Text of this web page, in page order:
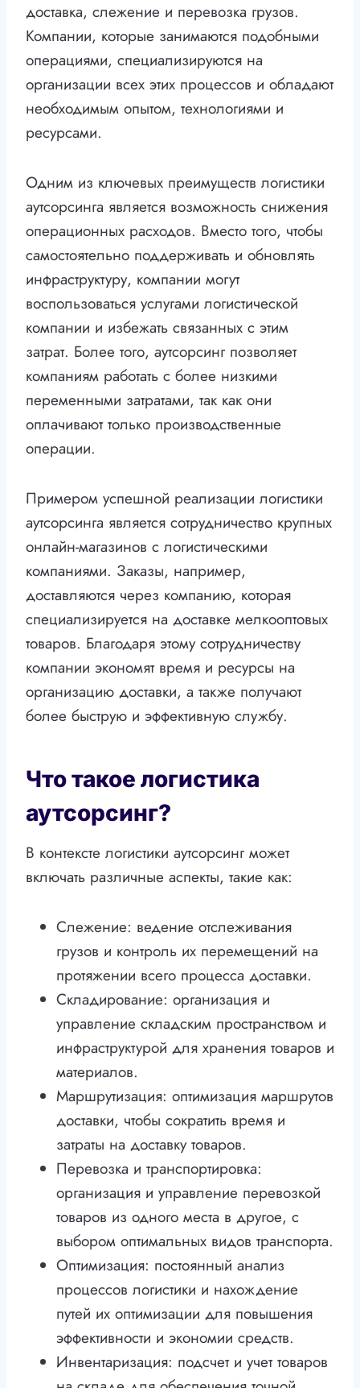
доставка, слежение и перевозка грузов.
Компании, которые занимаются подобными
операциями, специализируются на
организации всех этих процессов и обладают
необходимым опытом, технологиями и
ресурсами.
Одним из ключевых преимуществ логистики
аутсорсинга является возможность снижения
операционных расходов. Вместо того, чтобы
самостоятельно поддерживать и обновлять
инфраструктуру, компании могут
воспользоваться услугами логистической
компании и избежать связанных с этим
затрат. Более того, аутсорсинг позволяет
компаниям работать с более низкими
переменными затратами, так как они
оплачивают только производственные
операции.
Примером успешной реализации логистики
аутсорсинга является сотрудничество крупных
онлайн-магазинов с логистическими
компаниями. Заказы, например,
доставляются через компанию, которая
специализируется на доставке мелкооптовых
товаров. Благодаря этому сотрудничеству
компании экономят время и ресурсы на
организацию доставки, а также получают
более быструю и эффективную службу.
Что такое логистика
аутсорсинг?
В контексте логистики аутсорсинг может
включать различные аспекты, такие как:
Слежение: ведение отслеживания
грузов и контроль их перемещений на
протяжении всего процесса доставки.
Складирование: организация и
управление складским пространством и
инфраструктурой для хранения товаров и
материалов.
Маршрутизация: оптимизация маршрутов
доставки, чтобы сократить время и
затраты на доставку товаров.
Перевозка и транспортировка:
организация и управление перевозкой
товаров из одного места в другое, с
выбором оптимальных видов транспорта.
Оптимизация: постоянный анализ
процессов логистики и нахождение
путей их оптимизации для повышения
эффективности и экономии средств.
Инвентаризация: подсчет и учет товаров